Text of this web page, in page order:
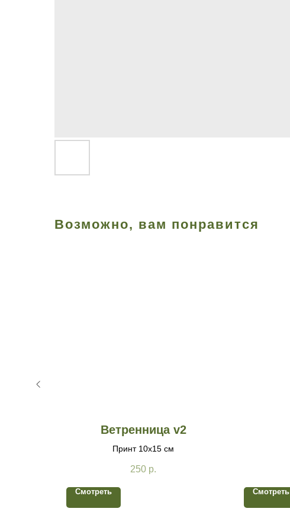
Возможно, вам понравится
Ветренница v2
Принт 10х15 см
250 р.
Смотреть Смотреть